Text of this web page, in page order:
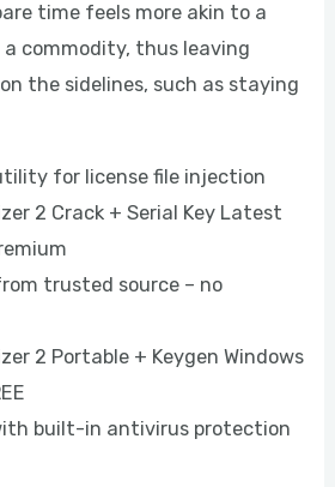
time feels more akin to a
commodity, thus leaving
the sidelines, such as staying
for license file injection
2 Crack + Serial Key Latest
trusted source – no
2 Portable + Keygen Windows
built-in antivirus protection